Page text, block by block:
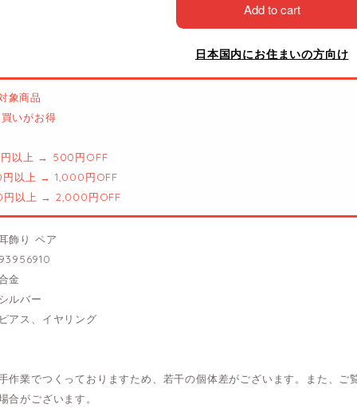
Add to cart
日本国内にお住まいの方向け
象商品
いがお得
以上 → 500円OFF
以上 → 1,000円OFF
以上 → 2,000円OFF
飾り ペア
金
ルバー
アス、イヤリング
作業でつくっておりますため、若干の個体差がございます。また、ご
合がございます。